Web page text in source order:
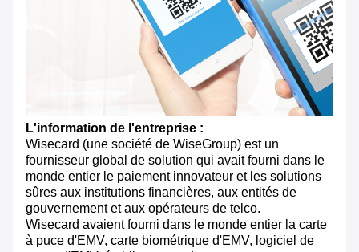
L'information de l'entreprise :
Wisecard (une société de WiseGroup) est un
fournisseur global de solution qui avait fourni dans le
monde entier le paiement innovateur et les solutions
sûres aux institutions financières, aux entités de
gouvernement et aux opérateurs de telco.
Wisecard avaient fourni dans le monde entier la carte
à puce d'EMV, carte biométrique d'EMV, logiciel de